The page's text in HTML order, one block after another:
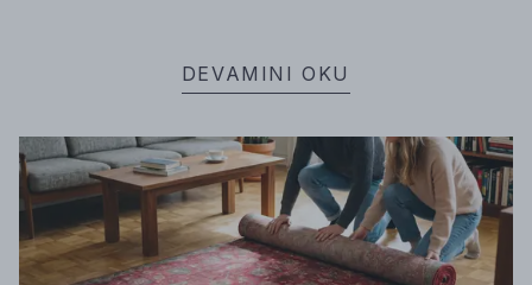
DEVAMINI OKU